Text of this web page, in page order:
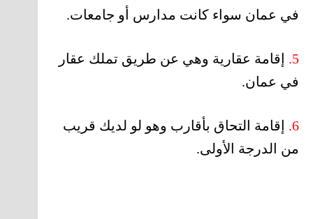
في عمان سواء كانت مدارس أو جامعات.
5.
إقامة عقارية وهي عن طريق تملك عقار
في عمان.
6.
إقامة التحاق بأقارب وهو لو لديك قريب
من الدرجة الأولى.